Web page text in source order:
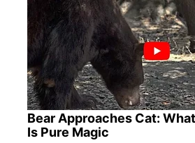
Bear Approaches Cat:
Is Pure Magic